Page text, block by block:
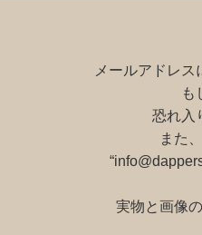
メールアドレス
も
恐れ入
また
実物と画像